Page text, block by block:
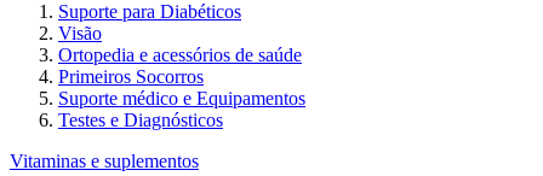
Suporte para Diabéticos
Visão
Ortopedia e acessórios de saúde
Primeiros Socorros
Suporte médico e Equipamentos
Testes e Diagnósticos
Vitaminas e suplementos